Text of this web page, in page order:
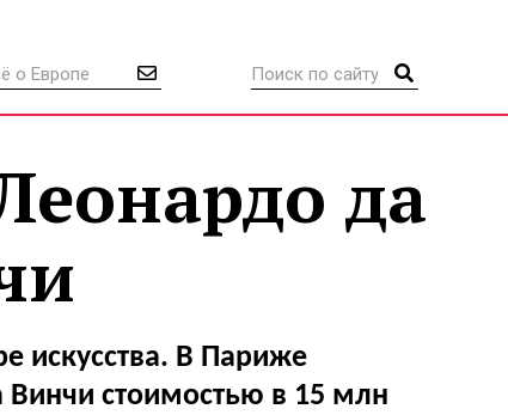
да
искусства. В Париже
стоимостью в 15 млн